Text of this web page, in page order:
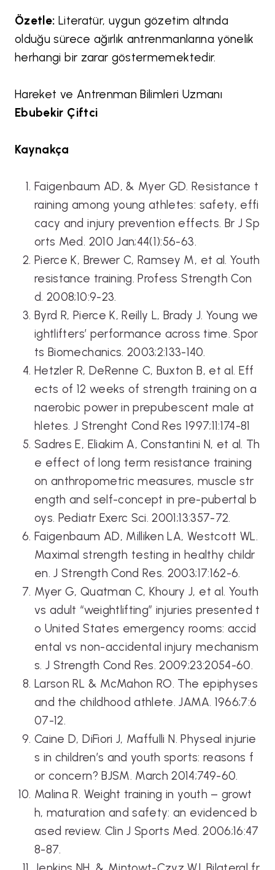
Özetle: Literatür, uygun gözetim altında
olduğu sürece ağırlık antrenmanlarına yönelik
herhangi bir zarar göstermemektedir.
Hareket ve Antrenman Bilimleri Uzmanı
Ebubekir Çiftci
Kaynakça
Faigenbaum AD, & Myer GD. Resistance t
raining among young athletes: safety, effi
cacy and injury prevention effects. Br J Sp
orts Med. 2010 Jan;44(1):56-63.
Pierce K, Brewer C, Ramsey M, et al. Youth
resistance training. Profess Strength Con
d. 2008;10:9-23.
Byrd R, Pierce K, Reilly L, Brady J. Young we
ightlifters’ performance across time. Spor
ts Biomechanics. 2003;2:133-140.
Hetzler R, DeRenne C, Buxton B, et al. Eff
ects of 12 weeks of strength training on a
naerobic power in prepubescent male at
hletes. J Strenght Cond Res 1997;11:174-81
Sadres E, Eliakim A, Constantini N, et al. Th
e effect of long term resistance training
on anthropometric measures, muscle str
ength and self-concept in pre-pubertal b
oys. Pediatr Exerc Sci. 2001;13:357-72.
Faigenbaum AD, Milliken LA, Westcott WL.
Maximal strength testing in healthy childr
en. J Strength Cond Res. 2003;17:162-6.
Myer G, Quatman C, Khoury J, et al. Youth
vs adult “weightlifting” injuries presented t
o United States emergency rooms: accid
ental vs non-accidental injury mechanism
s. J Strength Cond Res. 2009;23:2054-60.
Larson RL & McMahon RO. The epiphyses
and the childhood athlete. JAMA. 1966;7:6
07-12.
Caine D, DiFiori J, Maffulli N. Physeal injurie
s in children’s and youth sports: reasons f
or concern? BJSM. March 2014;749-60.
Malina R. Weight training in youth – growt
h, maturation and safety: an evidenced b
ased review. Clin J Sports Med. 2006;16:47
8-87.